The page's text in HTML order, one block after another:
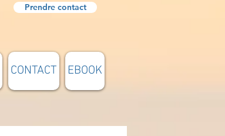
Prendre contact
CONTACT EBOOK